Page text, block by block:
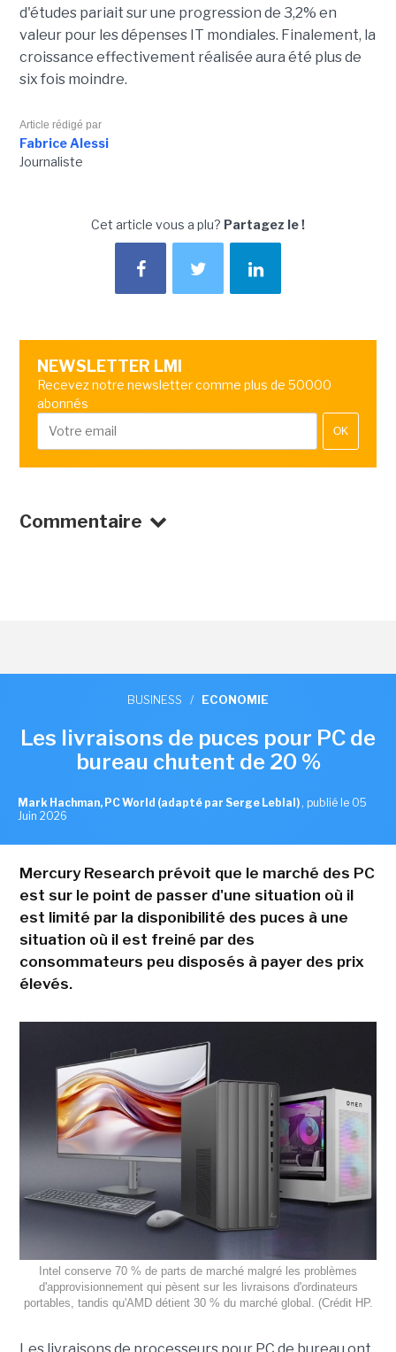
d'études pariait sur une progression de 3,2% en
valeur pour les dépenses IT mondiales. Finalement, la
croissance effectivement réalisée aura été plus de
six fois moindre.
Article rédigé par
Fabrice Alessi
Journaliste
Cet article vous a plu? Partagez le !
NEWSLETTER LMI
Recevez notre newsletter comme plus de 50000
abonnés
OK
Commentaire
BUSINESS / ECONOMIE
Les livraisons de puces pour PC de
bureau chutent de 20 %
Mark Hachman, PC World (adapté par Serge Leblal) , publié le 05
Juin 2026
Mercury Research prévoit que le marché des PC
est sur le point de passer d'une situation où il
est limité par la disponibilité des puces à une
situation où il est freiné par des
consommateurs peu disposés à payer des prix
élevés.
Intel conserve 70 % de parts de marché malgré les problèmes
d'approvisionnement qui pèsent sur les livraisons d'ordinateurs
portables, tandis qu'AMD détient 30 % du marché global. (Crédit HP.